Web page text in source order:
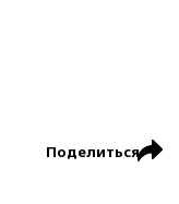
Поделиться